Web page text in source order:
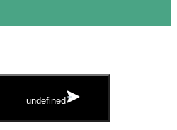
undefined